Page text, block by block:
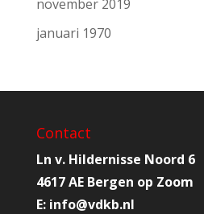
november 2019
januari 1970
Contact
Ln v. Hildernisse Noord 6
4617 AE Bergen op Zoom
E: info@vdkb.nl